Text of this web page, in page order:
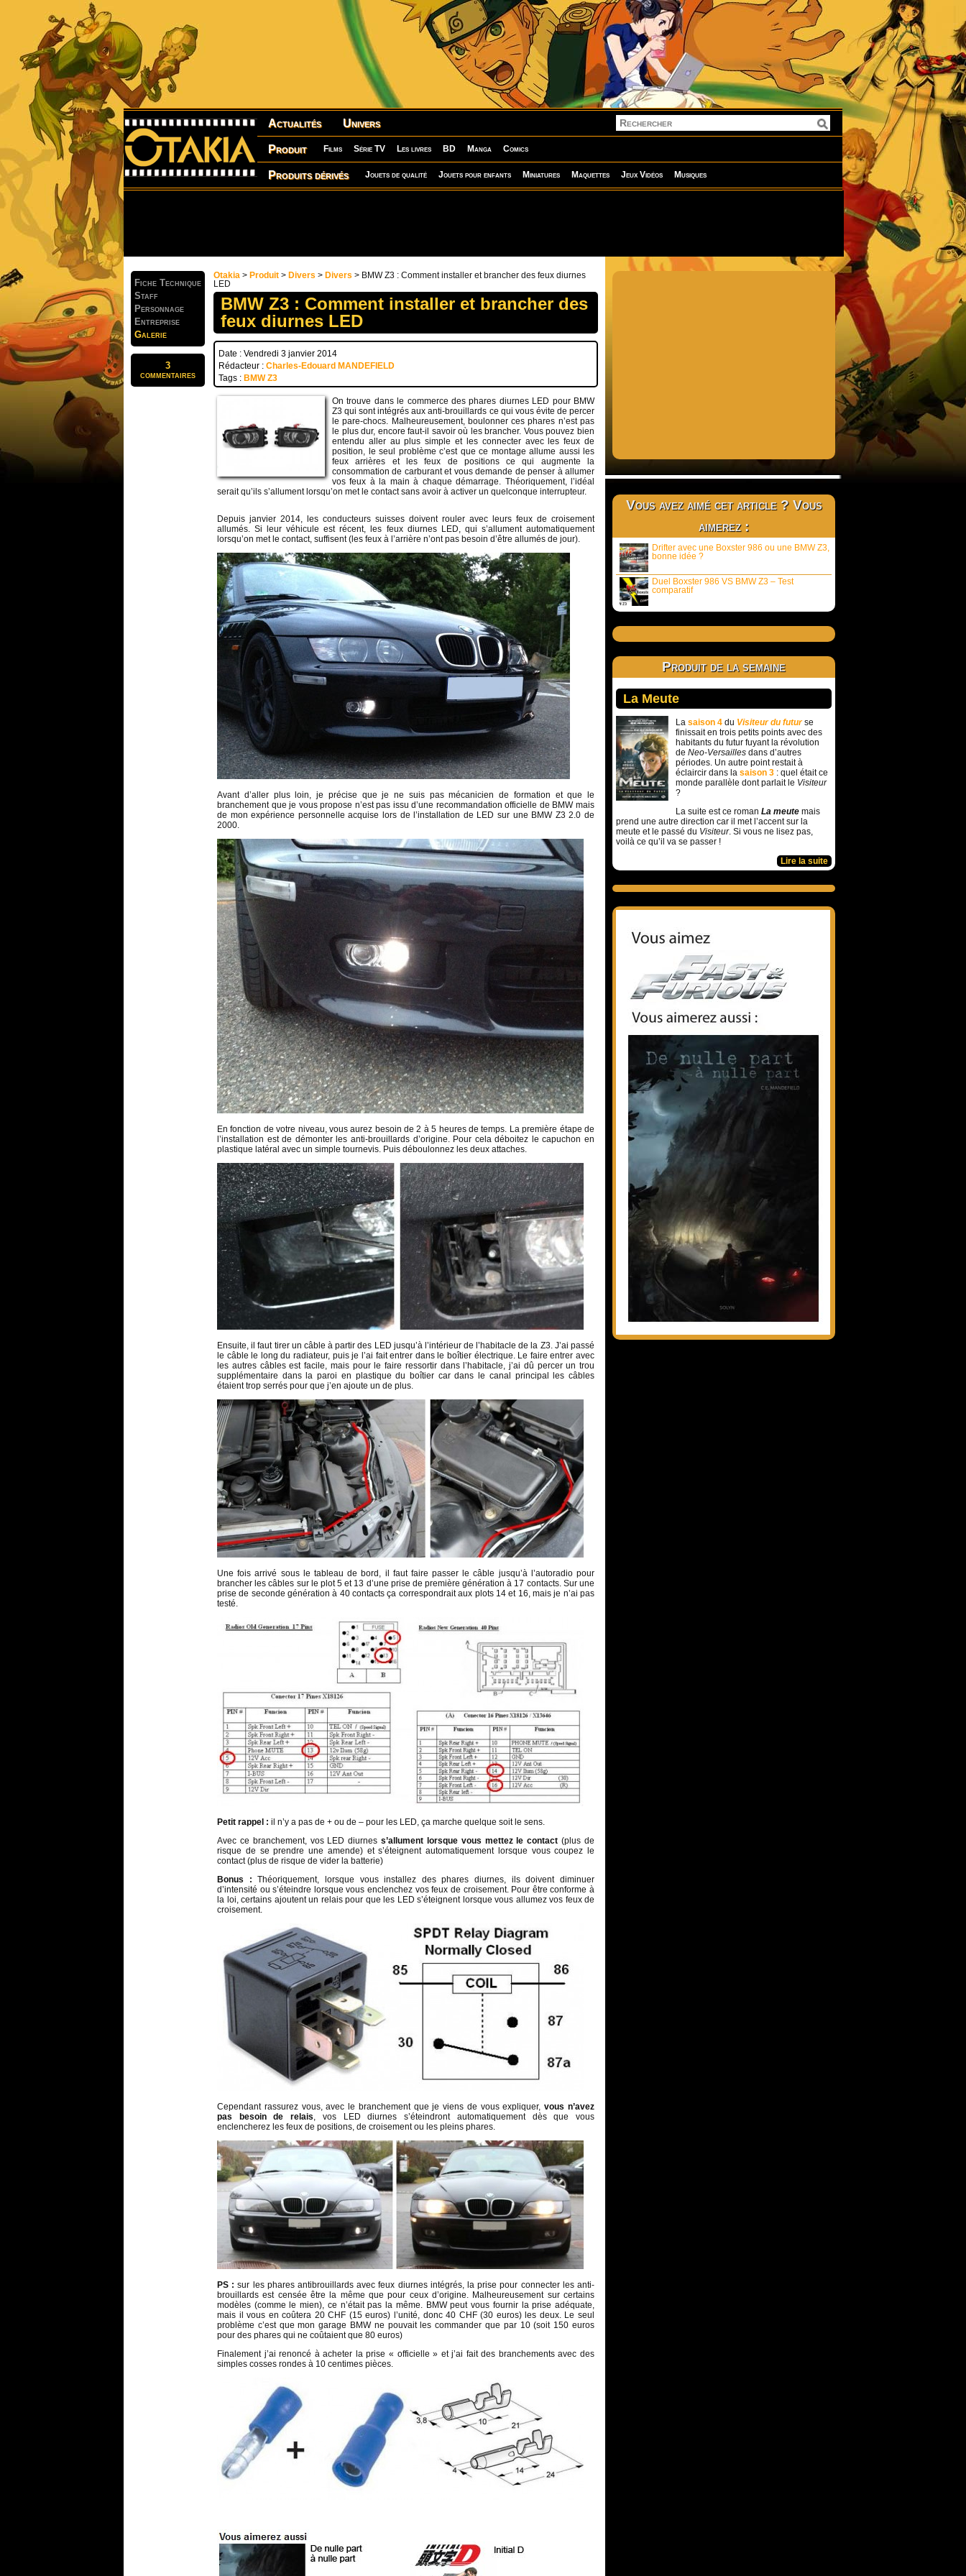
Actualités Univers
Produit Films Série TV Les livres BD Manga Comics
Produits dérivés Jouets de qualité Jouets pour enfants Miniatures Maquettes Jeux Vidéos Musiques
Fiche Technique
Staff
Personnage
Entreprise
Galerie
3
commentaires
Otakia > Produit > Divers > Divers > BMW Z3 : Comment installer et brancher des feux diurnes
LED
BMW Z3 : Comment installer et brancher des
feux diurnes LED
Date : Vendredi 3 janvier 2014
Rédacteur : Charles-Edouard MANDEFIELD
Tags : BMW Z3
On trouve dans le commerce des phares diurnes LED pour BMW
Z3 qui sont intégrés aux anti-brouillards ce qui vous évite de percer
le pare-chocs. Malheureusement, boulonner ces phares n’est pas
le plus dur, encore faut-il savoir où les brancher. Vous pouvez bien
entendu aller au plus simple et les connecter avec les feux de
position, le seul problème c’est que ce montage allume aussi les
feux arrières et les feux de positions ce qui augmente la
consommation de carburant et vous demande de penser à allumer
vos feux à la main à chaque démarrage. Théoriquement, l’idéal
serait qu’ils s’allument lorsqu’on met le contact sans avoir à activer un quelconque interrupteur.
Depuis janvier 2014, les conducteurs suisses doivent rouler avec leurs feux de croisement
allumés. Si leur véhicule est récent, les feux diurnes LED, qui s’allument automatiquement
lorsqu’on met le contact, suffisent (les feux à l’arrière n’ont pas besoin d’être allumés de jour).
Avant d’aller plus loin, je précise que je ne suis pas mécanicien de formation et que le
branchement que je vous propose n’est pas issu d’une recommandation officielle de BMW mais
de mon expérience personnelle acquise lors de l’installation de LED sur une BMW Z3 2.0 de
2000.
En fonction de votre niveau, vous aurez besoin de 2 à 5 heures de temps. La première étape de
l’installation est de démonter les anti-brouillards d’origine. Pour cela déboitez le capuchon en
plastique latéral avec un simple tournevis. Puis déboulonnez les deux attaches.
Ensuite, il faut tirer un câble à partir des LED jusqu’à l’intérieur de l’habitacle de la Z3. J’ai passé
le câble le long du radiateur, puis je l’ai fait entrer dans le boîtier électrique. Le faire entrer avec
les autres câbles est facile, mais pour le faire ressortir dans l’habitacle, j’ai dû percer un trou
supplémentaire dans la paroi en plastique du boîtier car dans le canal principal les câbles
étaient trop serrés pour que j’en ajoute un de plus.
Une fois arrivé sous le tableau de bord, il faut faire passer le câble jusqu’à l’autoradio pour
brancher les câbles sur le plot 5 et 13 d’une prise de première génération à 17 contacts. Sur une
prise de seconde génération à 40 contacts ça correspondrait aux plots 14 et 16, mais je n’ai pas
testé.
Petit rappel : il n’y a pas de + ou de – pour les LED, ça marche quelque soit le sens.
Avec ce branchement, vos LED diurness’allument lorsque vous mettez le contact (plus de
risque de se prendre une amende) et s’éteignent automatiquement lorsque vous coupez le
contact (plus de risque de vider la batterie)
Bonus : Théoriquement, lorsque vous installez des phares diurnes, ils doivent diminuer
d’intensité ou s’éteindre lorsque vous enclenchez vos feux de croisement. Pour être conforme à
la loi, certains ajoutent un relais pour que les LED s’éteignent lorsque vous allumez vos feux de
croisement.
Cependant rassurez vous, avec le branchement que je viens de vous expliquer,vous n’avez
pas besoin de relais, vos LED diurnes s’éteindront automatiquement dès que vous
enclencherez les feux de positions, de croisement ou les pleins phares.
PS : sur les phares antibrouillards avec feux diurnes intégrés, la prise pour connecter les anti-
brouillards est censée être la même que pour ceux d’origine. Malheureusement sur certains
modèles (comme le mien), ce n’était pas la même. BMW peut vous fournir la prise adéquate,
mais il vous en coûtera 20 CHF (15 euros) l’unité, donc 40 CHF (30 euros) les deux. Le seul
problème c’est que mon garage BMW ne pouvait les commander que par 10 (soit 150 euros
pour des phares qui ne coûtaient que 80 euros)
Finalement j’ai renoncé à acheter la prise « officielle » et j’ai fait des branchements avec des
simples cosses rondes à 10 centimes pièces.
Vous avez aimé cet article ? Vous
aimerez :
Drifter avec une Boxster 986 ou une BMW Z3,
bonne idée ?
Duel Boxster 986 VS BMW Z3 – Test
comparatif
Produit de la semaine
La Meute
La saison 4 du Visiteur du futurse
finissait en trois petits points avec des
habitants du futur fuyant la révolution
de Neo-Versailles dans d’autres
périodes. Un autre point restait à
éclaircir dans la saison 3 : quel était ce
monde parallèle dont parlait le Visiteur
?
La suite est ce roman La meute mais
prend une autre direction car il met l’accent sur la
meute et le passé du Visiteur. Si vous ne lisez pas,
voilà ce qu’il va se passer !
Lire la suite